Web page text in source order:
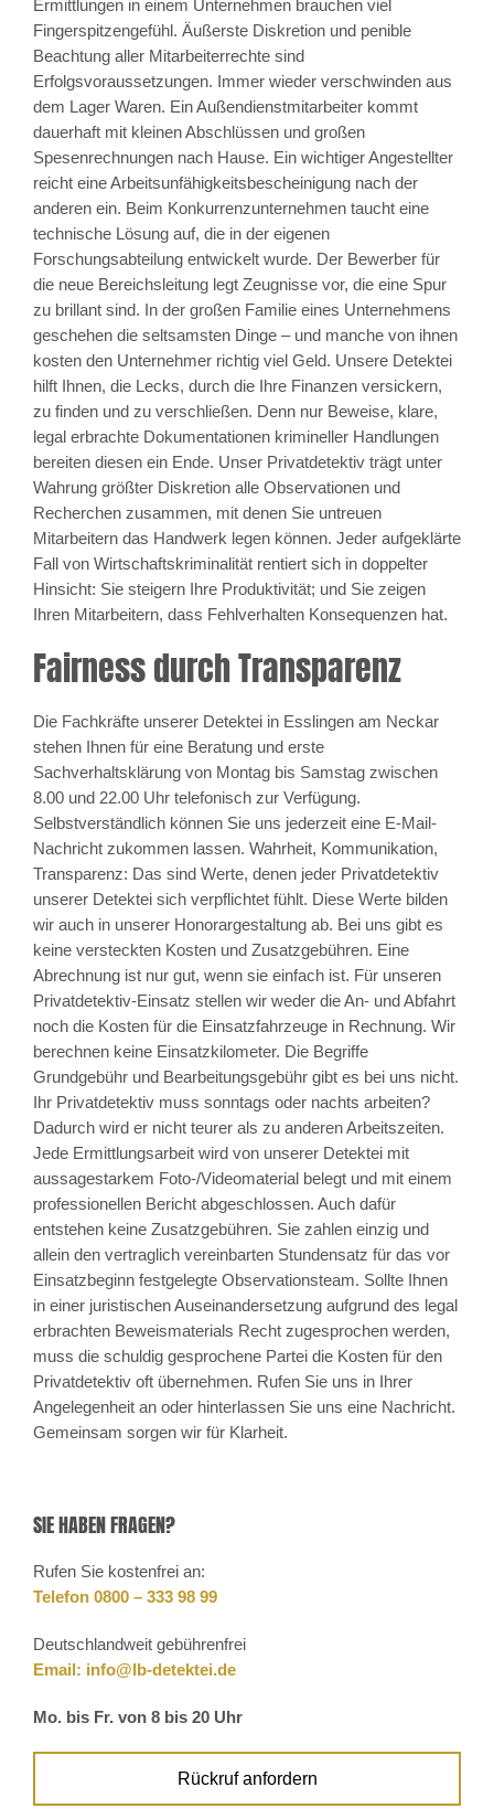
Ermittlungen in einem Unternehmen brauchen viel
Fingerspitzengefühl. Äußerste Diskretion und penible
Beachtung aller Mitarbeiterrechte sind
Erfolgsvoraussetzungen. Immer wieder verschwinden aus
dem Lager Waren. Ein Außendienstmitarbeiter kommt
dauerhaft mit kleinen Abschlüssen und großen
Spesenrechnungen nach Hause. Ein wichtiger Angestellter
reicht eine Arbeitsunfähigkeitsbescheinigung nach der
anderen ein. Beim Konkurrenzunternehmen taucht eine
technische Lösung auf, die in der eigenen
Forschungsabteilung entwickelt wurde. Der Bewerber für
die neue Bereichsleitung legt Zeugnisse vor, die eine Spur
zu brillant sind. In der großen Familie eines Unternehmens
geschehen die seltsamsten Dinge – und manche von ihnen
kosten den Unternehmer richtig viel Geld. Unsere Detektei
hilft Ihnen, die Lecks, durch die Ihre Finanzen versickern,
zu finden und zu verschließen. Denn nur Beweise, klare,
legal erbrachte Dokumentationen krimineller Handlungen
bereiten diesen ein Ende. Unser Privatdetektiv trägt unter
Wahrung größter Diskretion alle Observationen und
Recherchen zusammen, mit denen Sie untreuen
Mitarbeitern das Handwerk legen können. Jeder aufgeklärte
Fall von Wirtschaftskriminalität rentiert sich in doppelter
Hinsicht: Sie steigern Ihre Produktivität; und Sie zeigen
Ihren Mitarbeitern, dass Fehlverhalten Konsequenzen hat.
Fairness durch Transparenz
Die Fachkräfte unserer Detektei in Esslingen am Neckar
stehen Ihnen für eine Beratung und erste
Sachverhaltsklärung von Montag bis Samstag zwischen
8.00 und 22.00 Uhr telefonisch zur Verfügung.
Selbstverständlich können Sie uns jederzeit eine E-Mail-
Nachricht zukommen lassen. Wahrheit, Kommunikation,
Transparenz: Das sind Werte, denen jeder Privatdetektiv
unserer Detektei sich verpflichtet fühlt. Diese Werte bilden
wir auch in unserer Honorargestaltung ab. Bei uns gibt es
keine versteckten Kosten und Zusatzgebühren. Eine
Abrechnung ist nur gut, wenn sie einfach ist. Für unseren
Privatdetektiv-Einsatz stellen wir weder die An- und Abfahrt
noch die Kosten für die Einsatzfahrzeuge in Rechnung. Wir
berechnen keine Einsatzkilometer. Die Begriffe
Grundgebühr und Bearbeitungsgebühr gibt es bei uns nicht.
Ihr Privatdetektiv muss sonntags oder nachts arbeiten?
Dadurch wird er nicht teurer als zu anderen Arbeitszeiten.
Jede Ermittlungsarbeit wird von unserer Detektei mit
aussagestarkem Foto-/Videomaterial belegt und mit einem
professionellen Bericht abgeschlossen. Auch dafür
entstehen keine Zusatzgebühren. Sie zahlen einzig und
allein den vertraglich vereinbarten Stundensatz für das vor
Einsatzbeginn festgelegte Observationsteam. Sollte Ihnen
in einer juristischen Auseinandersetzung aufgrund des legal
erbrachten Beweismaterials Recht zugesprochen werden,
muss die schuldig gesprochene Partei die Kosten für den
Privatdetektiv oft übernehmen. Rufen Sie uns in Ihrer
Angelegenheit an oder hinterlassen Sie uns eine Nachricht.
Gemeinsam sorgen wir für Klarheit.
SIE HABEN FRAGEN?
Rufen Sie kostenfrei an:
Telefon 0800 – 333 98 99
Deutschlandweit gebührenfrei
Email: info@lb-detektei.de
Mo. bis Fr. von 8 bis 20 Uhr
Rückruf anfordern